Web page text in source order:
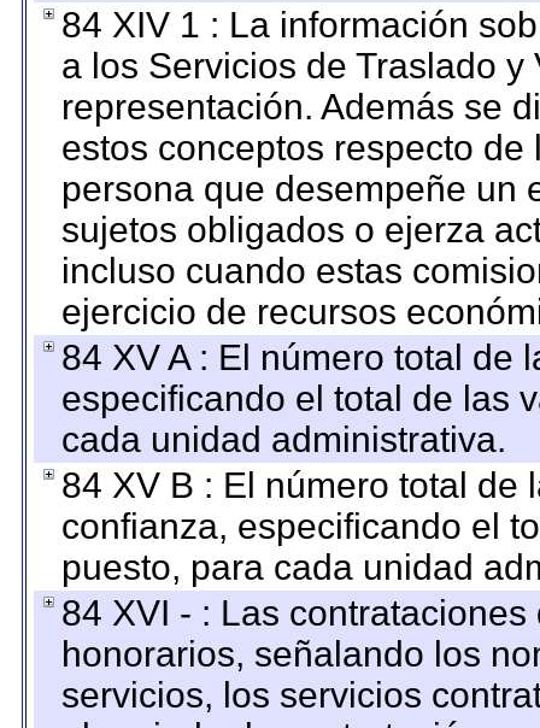
84 XIV 1 : La información
a los Servicios de Traslado
representación. Además se
estos conceptos respecto
persona que desempeñe un
sujetos obligados o ejerza
incluso cuando estas
ejercicio de recursos
84 XV A : El número total de
especificando el total de las
cada unidad administrativa.
84 XV B : El número total de
confianza, especificando el
puesto, para cada unidad
84 XVI - : Las
honorarios, señalando los
servicios, los servicios